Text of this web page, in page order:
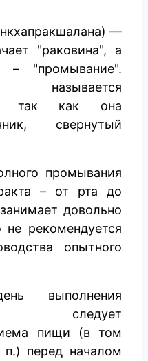
—
"раковина", а
– "промывание".
так как она
свернутый
промывания
– от рта до
довольно
рекомендуется
опытного
выполнения
следует
пищи (в том
перед началом